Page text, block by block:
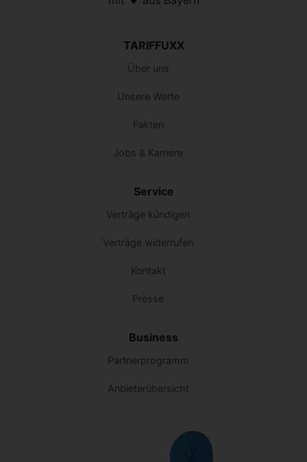
TARIFFUXX
Über uns
Unsere Werte
Fakten
Jobs & Karriere
Service
Verträge kündigen
Verträge widerrufen
Kontakt
Presse
Business
Partnerprogramm
Anbieterübersicht